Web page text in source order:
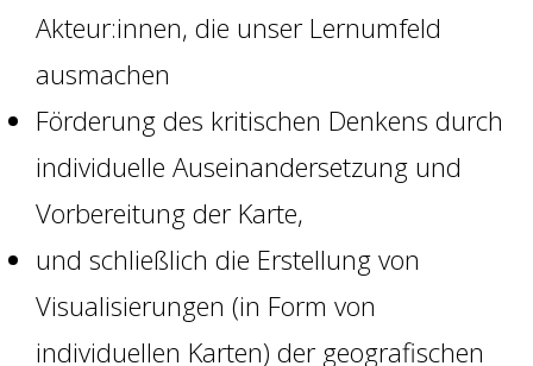
Akteur:innen, die unser Lernumfeld
ausmachen
Förderung des kritischen Denkens durch
individuelle Auseinandersetzung und
Vorbereitung der Karte,
und schließlich die Erstellung von
Visualisierungen (in Form von
individuellen Karten) der geografischen